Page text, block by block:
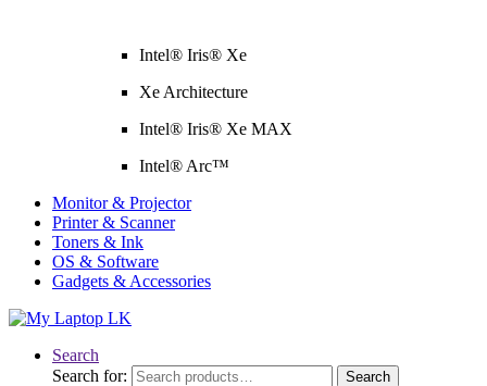
Intel® Iris® Xe
Xe Architecture
Intel® Iris® Xe MAX
Intel® Arc™
Monitor & Projector
Printer & Scanner
Toners & Ink
OS & Software
Gadgets & Accessories
Search
Search for:
Search